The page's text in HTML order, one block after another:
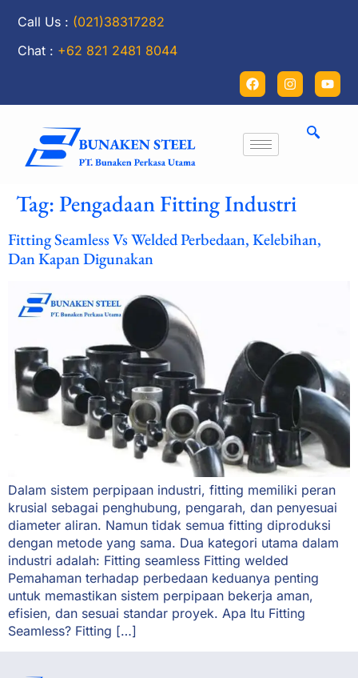
Call Us : (021)38317282
Chat : +62 821 2481 8044
Tag:Pengadaan Fitting Industri
Fitting Seamless Vs Welded Perbedaan, Kelebihan,
Dan Kapan Digunakan
Dalam sistem perpipaan industri, fitting memiliki peran
krusial sebagai penghubung, pengarah, dan penyesuai
diameter aliran. Namun tidak semua fitting diproduksi
dengan metode yang sama. Dua kategori utama dalam
industri adalah: Fitting seamless Fitting welded
Pemahaman terhadap perbedaan keduanya penting
untuk memastikan sistem perpipaan bekerja aman,
efisien, dan sesuai standar proyek. Apa Itu Fitting
Seamless? Fitting […]